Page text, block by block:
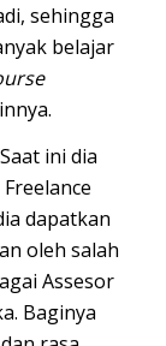
sehingga
belajar
ini dia
dapatkan
oleh salah
Assesor
Baginya